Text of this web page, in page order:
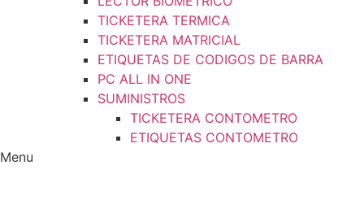
TICKETERA TERMICA
TICKETERA MATRICIAL
ETIQUETAS DE CODIGOS DE BARRA
PC ALL IN ONE
SUMINISTROS
TICKETERA CONTOMETRO
ETIQUETAS CONTOMETRO
Menu